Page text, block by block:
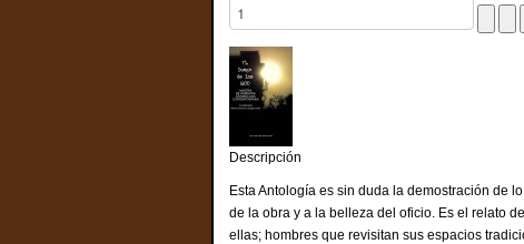
Descripción
Esta Antología es sin duda la demostración de
de la obra y a la belleza del oficio. Es el relato
ellas; hombres que revisitan sus espacios